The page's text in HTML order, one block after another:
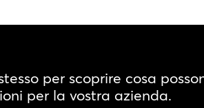
per scoprire cosa
per la vostra azienda.